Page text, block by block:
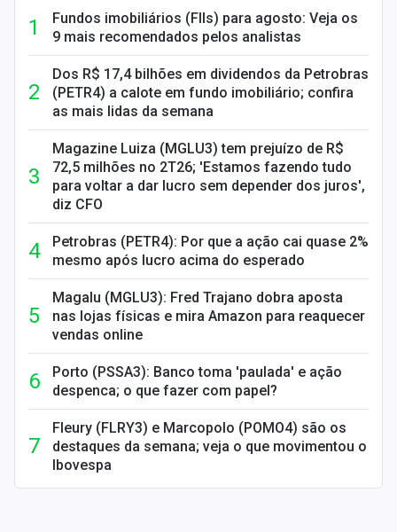
Fundos imobiliários (FIIs) para agosto: Veja os
9 mais recomendados pelos analistas
Dos R$ 17,4 bilhões em dividendos da Petrobras
(PETR4) a calote em fundo imobiliário; confira
as mais lidas da semana
Magazine Luiza (MGLU3) tem prejuízo de R$
72,5 milhões no 2T26; 'Estamos fazendo tudo
para voltar a dar lucro sem depender dos juros',
diz CFO
Petrobras (PETR4): Por que a ação cai quase 2%
mesmo após lucro acima do esperado
Magalu (MGLU3): Fred Trajano dobra aposta
nas lojas físicas e mira Amazon para reaquecer
vendas online
Porto (PSSA3): Banco toma 'paulada' e ação
despenca; o que fazer com papel?
Fleury (FLRY3) e Marcopolo (POMO4) são os
destaques da semana; veja o que movimentou o
Ibovespa